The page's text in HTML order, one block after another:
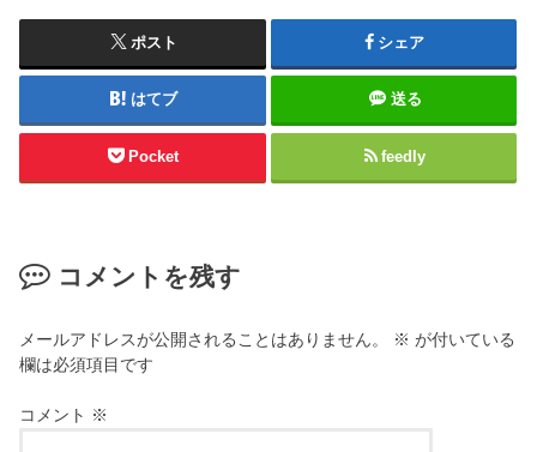
ポスト シェア
はてブ 送る
Pocket feedly
コメントを残す
メールアドレスが公開されることはありません。 ※ が付いている
欄は必須項目です
コメント ※